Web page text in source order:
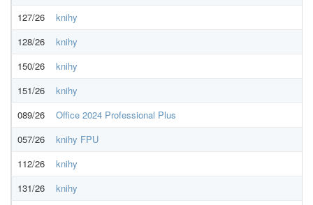
127/26
knihy
128/26
knihy
150/26
knihy
151/26
knihy
089/26
Office 2024 Professional Plus
057/26
knihy FPU
112/26
knihy
131/26
knihy